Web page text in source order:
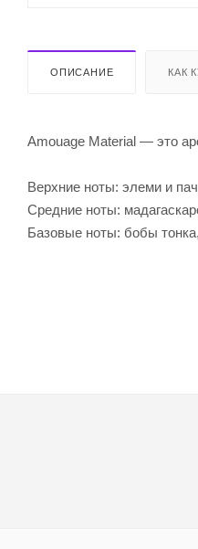
ОПИСАНИЕ КАК
Amouage Material — это
Верхние ноты: элеми и
Средние ноты:
Базовые ноты: бобы